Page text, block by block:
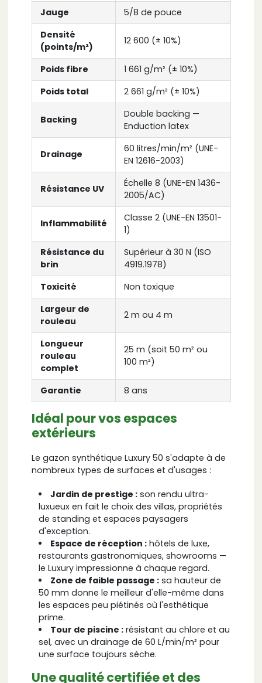
Jauge
5/8 de pouce
Densité
(points/m²)
12 600 (± 10%)
Poids fibre
1 661 g/m² (± 10%)
Poids total
2 661 g/m² (± 10%)
Backing
Double backing —
Enduction latex
Drainage
60 litres/min/m² (UNE-
EN 12616-2003)
Résistance UV
Échelle 8 (UNE-EN 1436-
2005/AC)
Inflammabilité
Classe 2 (UNE-EN 13501-
1)
Résistance du
brin
Supérieur à 30 N (ISO
4919.1978)
Toxicité
Non toxique
Largeur de
rouleau
2 m ou 4 m
Longueur
rouleau
complet
25 m (soit 50 m² ou
100 m²)
Garantie 8 ans
Idéal pour vos espaces
extérieurs
Le gazon synthétique Luxury 50 s'adapte à de
nombreux types de surfaces et d'usages :
Jardin de prestige : son rendu ultra-
luxueux en fait le choix des villas, propriétés
de standing et espaces paysagers
d'exception.
Espace de réception : hôtels de luxe,
restaurants gastronomiques, showrooms —
le Luxury impressionne à chaque regard.
Zone de faible passage : sa hauteur de
50 mm donne le meilleur d'elle-même dans
les espaces peu piétinés où l'esthétique
prime.
Tour de piscine : résistant au chlore et au
sel, avec un drainage de 60 L/min/m² pour
une surface toujours sèche.
Une qualité certifiée et des